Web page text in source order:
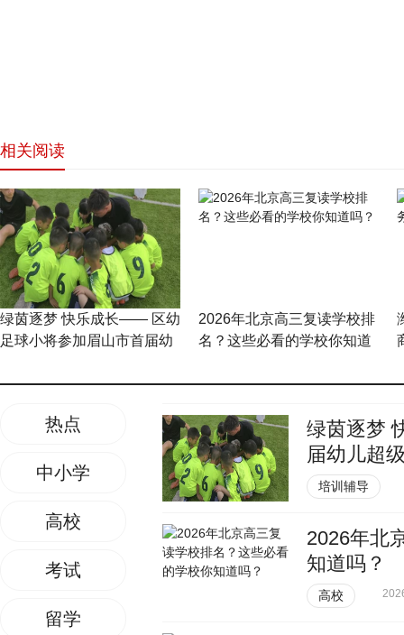
相关阅读
绿茵逐梦 快乐成长—— 区幼
足球小将参加眉山市首届幼
2026年北京高三复读学校排
名？这些必看的学校你知道
热点
中小学
高校
考试
留学
绿茵逐梦
届幼儿超
培训辅导
2026年北
知道吗？
高校